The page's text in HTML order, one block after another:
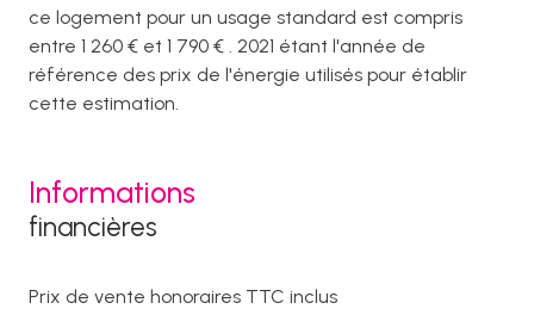
ce logement pour un usage standard est compris
entre 1 260 € et 1 790 € . 2021 étant l'année de
référence des prix de l'énergie utilisés pour établir
cette estimation.
Informations
financières
Prix de vente honoraires TTC inclus